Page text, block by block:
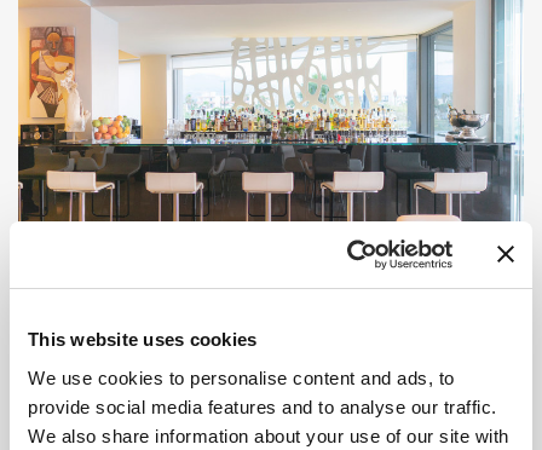
This website uses cookies
We use cookies to personalise content and ads, to
provide social media features and to analyse our traffic.
We also share information about your use of our site with
ΕΣΤΙΑΤΟΡΙΟ - ΜΠΑΡ
SIPS + BITES
Τα πάντα στο Aqua Blu αποπνέουν